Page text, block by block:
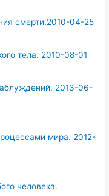
смерти.2010-04-25
тела. 2010-08-01
2013-06-
мира. 2012-
человека.